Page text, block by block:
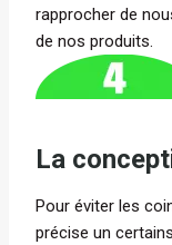
rapprocher de
de nos produits.
La
Pour éviter les
précise un